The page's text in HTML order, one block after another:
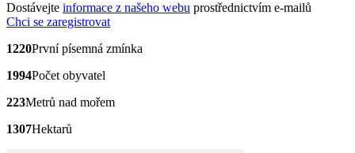
Dostávejte informace z našeho webu prostřednictvím e-mailů
Chci se zaregistrovat
1220První písemná zmínka
1994Počet obyvatel
223Metrů nad mořem
1307Hektarů